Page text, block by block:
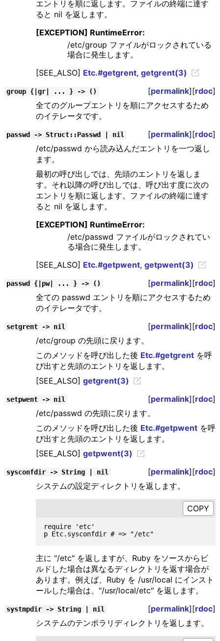
エントリを順に返します。ファイルの終端に達す
ると nil を返します。
[EXCEPTION] RuntimeError:
/etc/group ファイルがロックされている
場合に発生します。
[SEE_ALSO] Etc.#getgrent, getgrent(3)
group {|gr| ... } -> () [permalink][rdoc]
全てのグループエントリを順にアクセスするため
のイテレータです。
passwd -> Struct::Passwd | nil [permalink][rdoc]
/etc/passwd から読み込んだエントリを一つ返し
ます。
最初の呼び出しでは、先頭のエントリを返しま
す。それ以降の呼び出しでは、呼び出す度に次の
エントリを順に返します。ファイルの終端に達す
ると nil を返します。
[EXCEPTION] RuntimeError:
/etc/passwd ファイルがロックされてい
る場合に発生します。
[SEE_ALSO] Etc.#getpwent, getpwent(3)
passwd {|pw| ... } -> () [permalink][rdoc]
全ての passwd エントリを順にアクセスするため
のイテレータです。
setgrent -> nil [permalink][rdoc]
/etc/group の先頭に戻ります。
このメソッドを呼び出した後 Etc.#getgrentを呼
び出すと先頭のエントリを返します。
[SEE_ALSO] getgrent(3)
setpwent -> nil [permalink][rdoc]
/etc/passwd の先頭に戻ります。
このメソッドを呼び出した後 Etc.#getpwentを呼
び出すと先頭のエントリを返します。
[SEE_ALSO] getpwent(3)
sysconfdir -> String | nil [permalink][rdoc]
システムの設定ディレクトリを返します。
require 'etc'
主に "/etc" を返しますが、Ruby をソースからビ
ルドした場合は異なるディレクトリを返す場合が
あります。例えば、Ruby を /usr/local にインスト
ールした場合は、"/usr/local/etc" を返します。
systmpdir -> String | nil [permalink][rdoc]
システムのテンポラリディレクトリを返します。